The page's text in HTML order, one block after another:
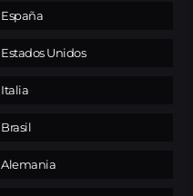
España
Estados Unidos
Italia
Brasil
Alemania